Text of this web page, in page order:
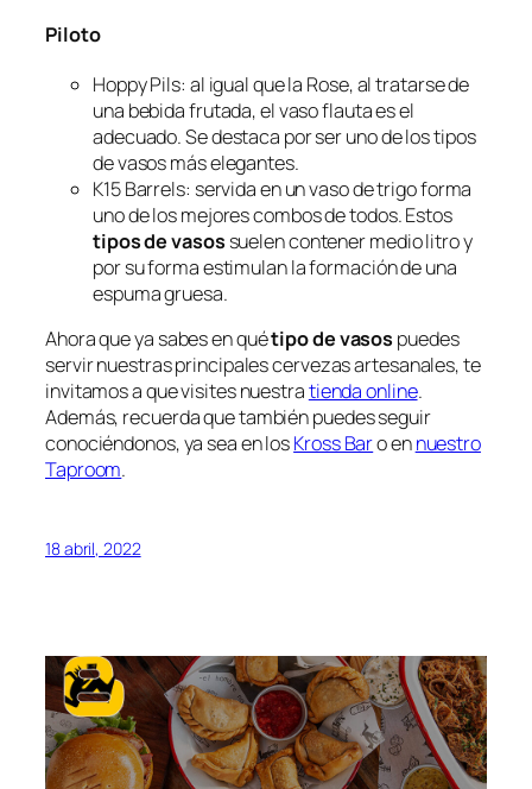
Piloto
Hoppy Pils: al igual que la Rose, al tratarse de
una bebida frutada, el vaso flauta es el
adecuado. Se destaca por ser uno de los tipos
de vasos más elegantes.
K15 Barrels: servida en un vaso de trigo forma
uno de los mejores combos de todos. Estos
tipos de vasos suelen contener medio litro y
por su forma estimulan la formación de una
espuma gruesa.
Ahora que ya sabes en quétipo de vasos puedes
servir nuestras principales cervezas artesanales, te
invitamos a que visites nuestratienda online.
Además, recuerda que también puedes seguir
conociéndonos, ya sea en losKross Baro ennuestro
Taproom.
18 abril, 2022